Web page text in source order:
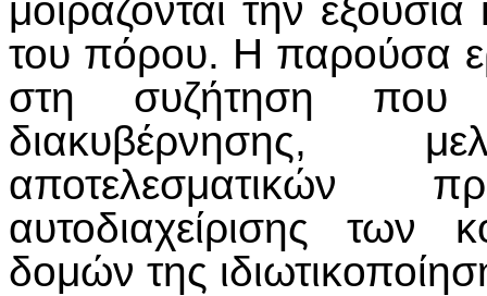
μοιράζονται την
του πόρου. Η παρούσα
στη συζήτηση
διακυβέρνησης,
αποτελεσματικών
αυτοδιαχείρισης
δομών της